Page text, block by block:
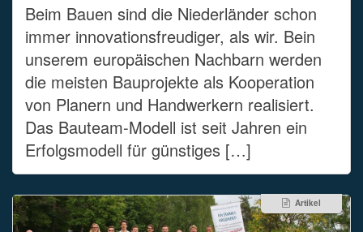
Beim Bauen sind die Niederländer schon
immer innovationsfreudiger, als wir. Bein
unserem europäischen Nachbarn werden
die meisten Bauprojekte als Kooperation
von Planern und Handwerkern realisiert.
Das Bauteam-Modell ist seit Jahren ein
Erfolgsmodell für günstiges […]
Artikel